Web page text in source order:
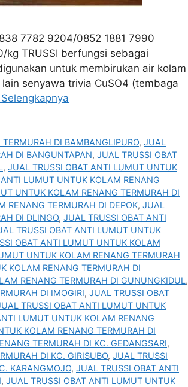
7782 9204/0852 1881 7990
kg TRUSSI berfungsi sebagai
untuk membirukan air kolam
senyawa trivia CuSO4 (tembaga
DI BAMBANGLIPURO,JUAL
DI BANGUNTAPAN, JUAL TRUSSI OBAT
, JUAL TRUSSI OBAT ANTI LUMUT UNTUK
LUMUT UNTUK KOLAM RENANG
UNTUK KOLAM RENANG TERMURAH DI
RENANG TERMURAH DI DEPOK, JUAL
DI DLINGO, JUAL TRUSSI OBAT ANTI
TRUSSI OBAT ANTI LUMUT UNTUK
OBAT ANTI LUMUT UNTUK KOLAM
UNTUK KOLAM RENANG TERMURAH
KOLAM RENANG TERMURAH DI
RENANG TERMURAH DI GUNUNGKIDUL,
DI IMOGIRI, JUAL TRUSSI OBAT
TRUSSI OBAT ANTI LUMUT UNTUK
LUMUT UNTUK KOLAM RENANG
KOLAM RENANG TERMURAH DI
TERMURAH DI KC. GEDANGSARI,
DI KC. GIRISUBO, JUAL TRUSSI
KARANGMOJO, JUAL TRUSSI OBAT ANTI
, JUAL TRUSSI OBAT ANTI LUMUT UNTUK